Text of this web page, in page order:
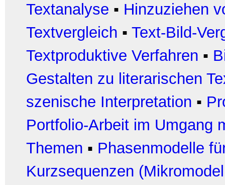
Textanalyse ▪ Hinzuziehen
Textvergleich ▪ Text-Bild-
Textproduktive Verfahren ▪
Gestalten zu literarischen
szenische Interpretation ▪
Portfolio-Arbeit im Umgang
Themen ▪ Phasenmodelle
Kurzsequenzen